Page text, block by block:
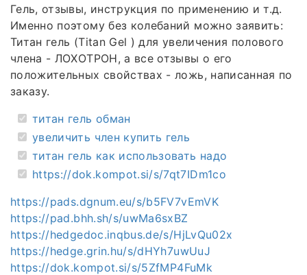
Гель, отзывы, инструкция по применению и т.д.
Именно поэтому без колебаний можно заявить:
Титан гель (Titan Gel ) для увеличения полового
члена - ЛОХОТРОН, а все отзывы о его
положительных свойствах - ложь, написанная по
заказу.
титан гель обман
увеличить член купить гель
титан гель как использовать надо
https://dok.kompot.si/s/7qt7IDm1co
https://pads.dgnum.eu/s/b5FV7vEmVK
https://pad.bhh.sh/s/uwMa6sxBZ
https://hedgedoc.inqbus.de/s/HjLvQu02x
https://hedge.grin.hu/s/dHYh7uwUuJ
https://dok.kompot.si/s/5ZfMP4FuMk